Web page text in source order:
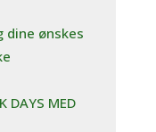
dine ønskes
DAYS MED